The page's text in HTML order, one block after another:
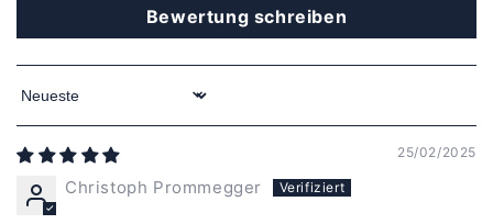
Bewertung schreiben
Sort by
25/02/2025
Christoph Prommegger